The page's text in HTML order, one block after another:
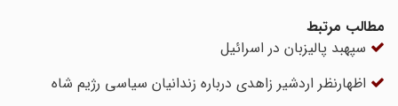
مطالب مرتبط
سپهبد پالیزبان در اسرائیل
اظهارنظر اردشیر زاهدی درباره زندانیان سیاسی رژیم شاه